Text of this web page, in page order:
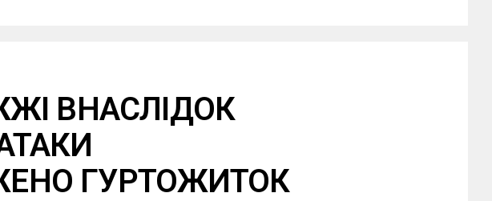
ВНАСЛІДОК
ГУРТОЖИТОК